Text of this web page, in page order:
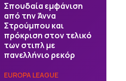
Σπουδαία εμφάνιση
από την Άννα
Στρούμπου και
πρόκριση στον τελικό
των στιπλ με
πανελλήνιο ρεκόρ
EUROPA LEAGUE